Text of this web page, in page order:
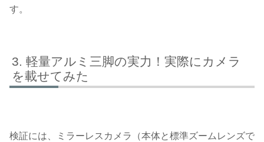
す。
軽量アルミ三脚の実力！実際にカメラ
を載せてみた
検証には、ミラーレスカメラ（本体と標準ズームレンズで